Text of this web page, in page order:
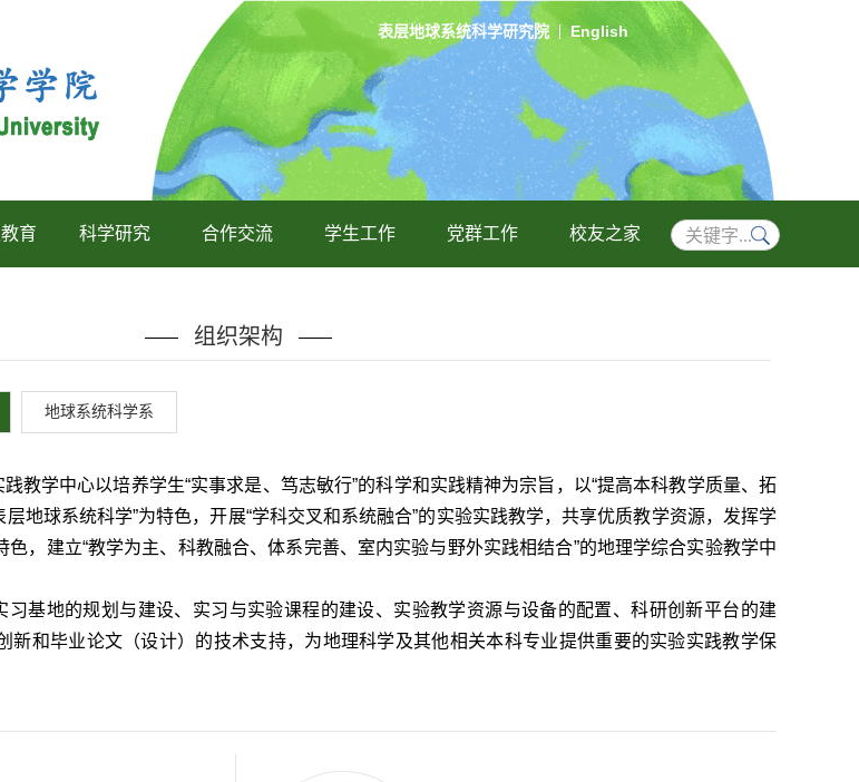
表层地球系统科学研究院 English
育 科学研究 合作交流 学生工作 党群工作 校友之家
组织架构
地球系统科学系
教学中心以培养学生“实事求是、笃志敏行”的科学和实践精神为宗旨，以“提高本科教学质量、拓
层地球系统科学”为特色，开展“学科交叉和系统融合”的实验实践教学，共享优质教学资源，发挥学
，建立“教学为主、科教融合、体系完善、室内实验与野外实践相结合”的地理学综合实验教学中
习基地的规划与建设、实习与实验课程的建设、实验教学资源与设备的配置、科研创新平台的建
新和毕业论文（设计）的技术支持，为地理科学及其他相关本科专业提供重要的实验实践教学保